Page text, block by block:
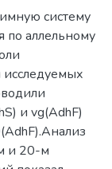
систему
по аллельному
и vg(AdhF)
и 20-м